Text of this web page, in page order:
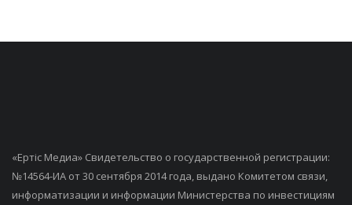
«Ертiс Медиа» Свидетельство о государственной регистрации:
№14564-ИА от 30 сентября 2014 года, выдано Комитетом связи,
информатизации и информации Министерства по инвестициям